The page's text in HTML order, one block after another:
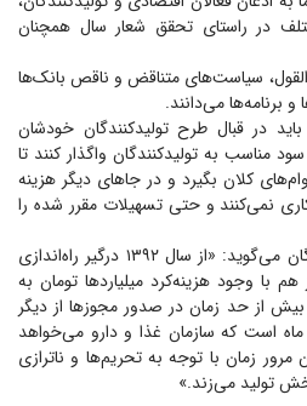
در راستای تحقق شعار سال همچنان
سیاست‌های متناقض و ناقص بانک‌ها
برنامه‌ها می‌دانند.
در قبال طرح تولیدکنندگان خودشان
مناسب به تولیدکنندگان واگذار کنند تا
کلان بگیرد و در جا‌های دیگر هزینه
نمی‌کنند و حتی تسهیلات مقرر شده را
در همین راستا یکی از تولیدکنندگان می‌گوید: «از سال ۱۳۹۲ درگیر راه‌اندازی
وجود هزینه‌کرد میلیارد‌ها تومان به
از حد زمان در صدور مجوز‌ها از دیگر
است که سازمان غذا و دارو می‌خواهد
زمان با توجه به تحریم‌ها و ناترازی
تولید می‌زند.»